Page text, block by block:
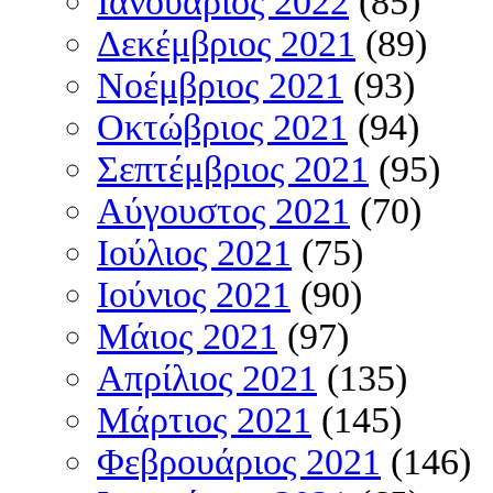
Δεκέμβριος 2021 (89)
Νοέμβριος 2021 (93)
Οκτώβριος 2021 (94)
Σεπτέμβριος 2021 (95)
Αύγουστος 2021 (70)
Ιούλιος 2021 (75)
Ιούνιος 2021 (90)
Μάιος 2021 (97)
Απρίλιος 2021 (135)
Μάρτιος 2021 (145)
Φεβρουάριος 2021 (146)